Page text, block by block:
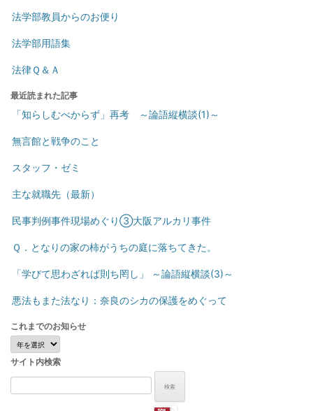
法学部教員からのお便り
法学部用語集
法律Ｑ＆Ａ
最近読まれた記事
「知らしむべからず」再考 ～論語縦横談(1)～
無言館と戦争のこと
スタッフ・ゼミ
主な就職先（最新）
民事判例事件現場めぐり③大阪アルカリ事件
Ｑ．となりの家の柿がうちの庭に落ちてきた。
「学びて思わざれば則ち罔し」 ～論語縦横談(3)～
悪法もまた法なり：奈良のシカの保護をめぐって
これまでのお知らせ
こ
れ
ま
で
の
サイト内検索
検
索: